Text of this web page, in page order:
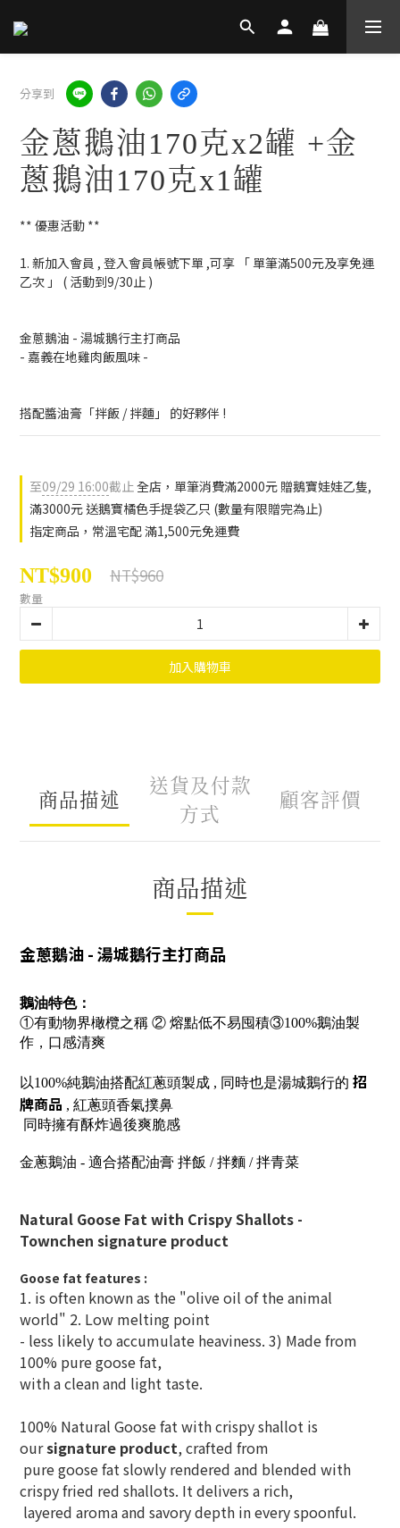
分享到
金蔥鵝油170克x2罐 +金
蔥鵝油170克x1罐
** 優惠活動 **
1. 新加入會員 , 登入會員帳號下單 ,可享 「 單筆滿500元及享免運
乙次 」 ( 活動到9/30止 )
金蔥鵝油 - 湯城鵝行主打商品
- 嘉義在地雞肉飯風味 -
搭配醬油膏「拌飯 / 拌麵」 的好夥伴 !
至09/29 16:00截止全店，單筆消費滿2000元 贈鵝寶娃娃乙隻,
滿3000元 送鵝寶橘色手提袋乙只 (數量有限贈完為止)
指定商品，常溫宅配 滿1,500元免運費
NT$900 NT$960
數量
加入購物車
商品描述
送貨及付款
方式
顧客評價
商品描述
金蔥鵝油-湯城鵝行主打商品
鵝油特色：
①有動物界橄欖之稱 ② 熔點低不易囤積③100%鵝油製
作，口感清爽
以100%純鵝油搭配紅蔥頭製成 , 同時也是湯城鵝行的 招
牌商品 , 紅蔥頭香氣撲鼻
同時擁有酥炸過後爽脆感
金蔥鵝油 - 適合搭配油膏 拌飯 / 拌麵 / 拌青菜
Natural Goose Fat with Crispy Shallots -
Townchen signature product
Goose fat features :
1. is often known as the "olive oil of the animal
world" 2. Low melting point
- less likely to accumulate heaviness. 3) Made from
100% pure goose fat,
with a clean and light taste.
100% Natural Goose fat with crispy shallot is
oursignature product, crafted from
pure goose fat slowly rendered and blended with
crispy fried red shallots. It delivers a rich,
layered aroma and savory depth in every spoonful.